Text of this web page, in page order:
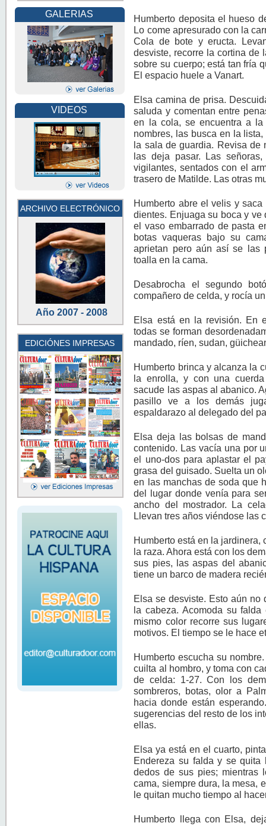
GALERIAS
VIDEOS
ARCHIVO ELECTRÓNICO
Año 2007 - 2008
EDICIÓNES IMPRESAS
Humberto deposita el hueso
Lo come apresurado con la
Cola de bote y eructa.
desviste, recorre la cortina de
sobre su cuerpo; está tan fría
El espacio huele a Vanart.
Elsa camina de prisa.
saluda y comentan entre
en la cola, se encuentra a
nombres, las busca en la
la sala de guardia. Revisa de
las deja pasar. Las
vigilantes, sentados con el
trasero de Matilde. Las otras
Humberto abre el velis y
dientes. Enjuaga su boca y
el vaso embarrado de pasta
botas vaqueras bajo su
aprietan pero aún así se las
toalla en la cama.
Desabrocha el segundo
compañero de celda, y rocía
Elsa está en la revisión. En
todas se forman
mandado, ríen, sudan,
Humberto brinca y alcanza la
la enrolla, y con una
sacude las aspas al abanico.
pasillo ve a los demás
espaldarazo al delegado del
Elsa deja las bolsas de
contenido. Las vacía una por
el uno-dos para aplastar el
grasa del guisado. Suelta un
en las manchas de soda que
del lugar donde venía para
ancho del mostrador. La
Llevan tres años viéndose las
Humberto está en la jardinera,
la raza. Ahora está con los
sus pies, las aspas del
tiene un barco de madera
Elsa se desviste. Esto aún no
la cabeza. Acomoda su
mismo color recorre sus
motivos. El tiempo se le hace
Humberto escucha su
cuilta al hombro, y toma con
de celda: 1-27. Con los
sombreros, botas, olor a
hacia donde están
sugerencias del resto de los
ellas.
Elsa ya está en el cuarto,
Endereza su falda y se quita
dedos de sus pies; mientras
cama, siempre dura, la mesa,
le quitan mucho tiempo al
Humberto llega con Elsa,